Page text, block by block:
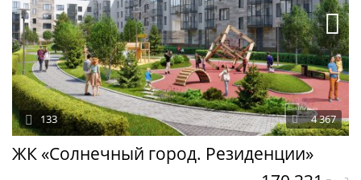
ЖК «Солнечный город. Резиденции»
4 367
133